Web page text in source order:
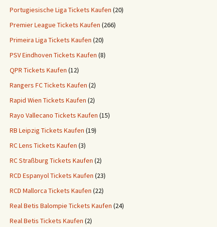
Portugiesische Liga Tickets Kaufen (20)
Premier League Tickets Kaufen (266)
Primeira Liga Tickets Kaufen (20)
PSV Eindhoven Tickets Kaufen (8)
QPR Tickets Kaufen (12)
Rangers FC Tickets Kaufen (2)
Rapid Wien Tickets Kaufen (2)
Rayo Vallecano Tickets Kaufen (15)
RB Leipzig Tickets Kaufen (19)
RC Lens Tickets Kaufen (3)
RC Straßburg Tickets Kaufen (2)
RCD Espanyol Tickets Kaufen (23)
RCD Mallorca Tickets Kaufen (22)
Real Betis Balompie Tickets Kaufen (24)
Real Betis Tickets Kaufen (2)